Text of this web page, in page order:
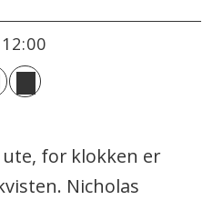
12:00
for klokken er
Nicholas